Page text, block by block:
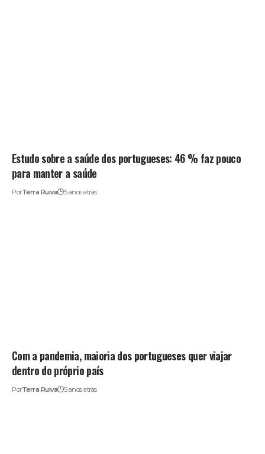
Estudo sobre a saúde dos portugueses: 46 % faz pouco
para manter a saúde
PorTerra Ruiva 5 anos atrás
Com a pandemia, maioria dos portugueses quer viajar
dentro do próprio país
PorTerra Ruiva 5 anos atrás